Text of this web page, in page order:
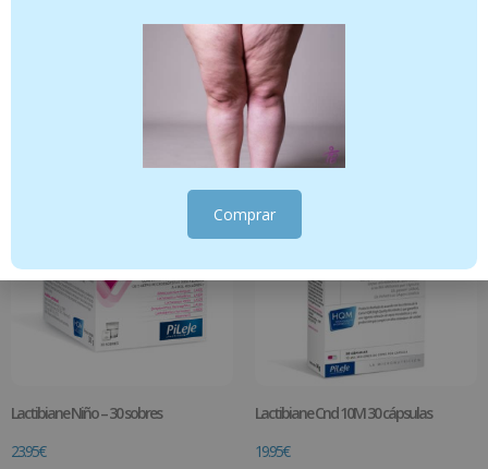
IntestVita One per Day 15 cápsulas
11.95 €
Añadir al carrito
Lactibiane Niño – 30 sobres
23.95€
Lactibiane Cnd 10M 30 cápsulas
19.95€
Comprar